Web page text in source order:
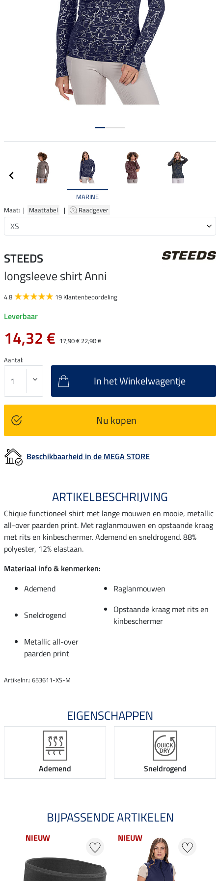
MARINE
Maat: | Maattabel | Raadgever
STEEDS
longsleeve shirt Anni
4.8 19 Klantenbeoordeling
Leverbaar
14,32 € 17,90 €22,90 €
Aantal:
In het Winkelwagentje
Nu kopen
Beschikbaarheid in de MEGA STORE
ARTIKELBESCHRIJVING
Chique functioneel shirt met lange mouwen en mooie, metallic
all-over paarden print. Met raglanmouwen en opstaande kraag
met rits en kinbeschermer. Ademend en sneldrogend. 88%
polyester, 12% elastaan.
Materiaal info & kenmerken:
Ademend
Raglanmouwen
Sneldrogend
Opstaande kraag met rits en
kinbeschermer
Metallic all-over
paarden print
Artikelnr.: 653611-XS-M
EIGENSCHAPPEN
Ademend Sneldrogend
BIJPASSENDE ARTIKELEN
NIEUW NIEUW